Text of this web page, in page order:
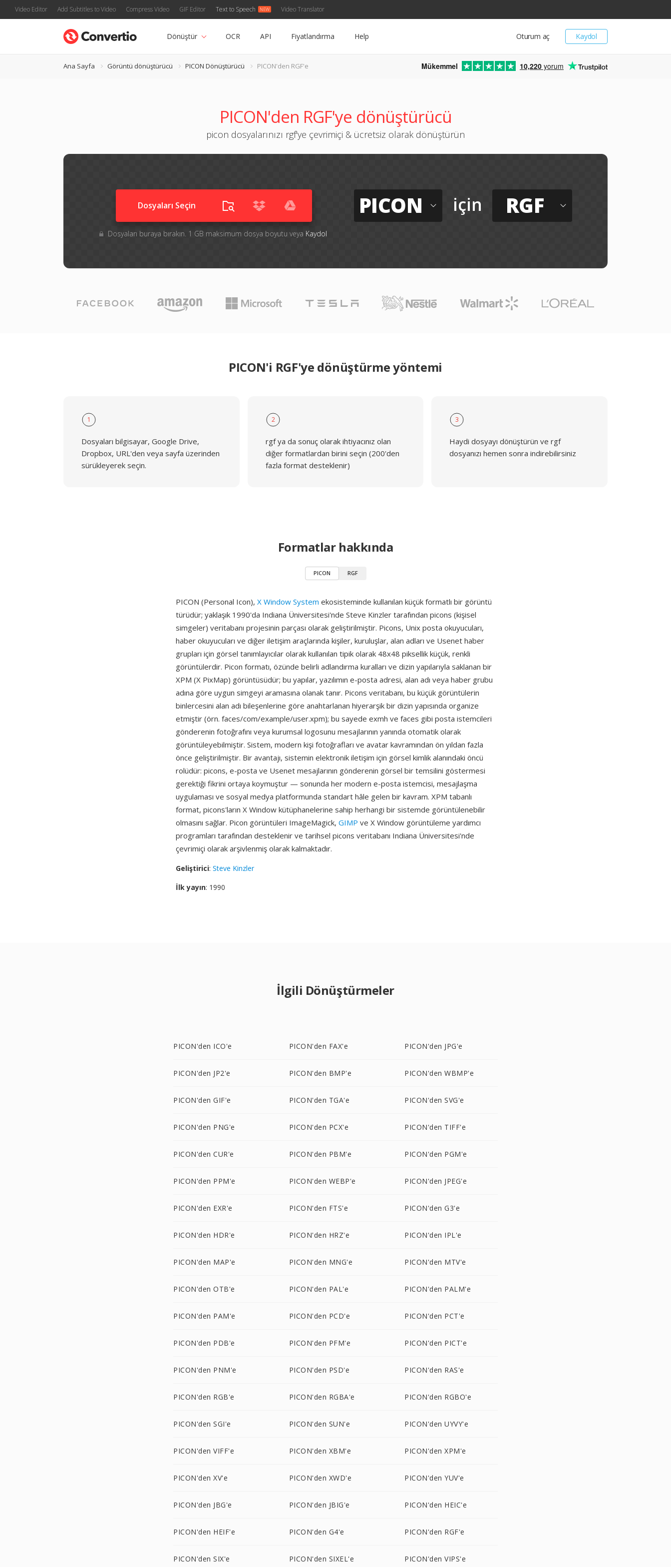
Video Editor Add Subtitles to Video Compress Video GIF Editor Text to Speech Video Translator
Kaydol
Oturum aç
Dönüştür OCR API Fiyatlandırma Help
Ana Sayfa Görüntü dönüştürücü PICON Dönüştürücü PICON'den RGF'e Mükemmel 10,220 yorum
PICON'den RGF'ye dönüştürücü
picon dosyalarınızı rgf'ye çevrimiçi & ücretsiz olarak dönüştürün
Dosyaları Seçin
Dosyaları buraya bırakın. 1 GB maksimum dosya boyutu veya Kaydol
PICON için RGF
PICON'i RGF'ye dönüştürme yöntemi
1
Dosyaları bilgisayar, Google Drive,
Dropbox, URL'den veya sayfa üzerinden
sürükleyerek seçin.
2
rgf ya da sonuç olarak ihtiyacınız olan
diğer formatlardan birini seçin (200'den
fazla format desteklenir)
3
Haydi dosyayı dönüştürün ve rgf
dosyanızı hemen sonra indirebilirsiniz
Formatlar hakkında
PICON RGF
PICON (Personal Icon), X Window System ekosisteminde kullanılan küçük formatlı bir görüntü
türüdür; yaklaşık 1990'da Indiana Üniversitesi'nde Steve Kinzler tarafından picons (kişisel
simgeler) veritabanı projesinin parçası olarak geliştirilmiştir. Picons, Unix posta okuyucuları,
haber okuyucuları ve diğer iletişim araçlarında kişiler, kuruluşlar, alan adları ve Usenet haber
grupları için görsel tanımlayıcılar olarak kullanılan tipik olarak 48x48 piksellik küçük, renkli
görüntülerdir. Picon formatı, özünde belirli adlandırma kuralları ve dizin yapılarıyla saklanan bir
XPM (X PixMap) görüntüsüdür; bu yapılar, yazılımın e-posta adresi, alan adı veya haber grubu
adına göre uygun simgeyi aramasına olanak tanır. Picons veritabanı, bu küçük görüntülerin
binlercesini alan adı bileşenlerine göre anahtarlanan hiyerarşik bir dizin yapısında organize
etmiştir (örn. faces/com/example/user.xpm); bu sayede exmh ve faces gibi posta istemcileri
gönderenin fotoğrafını veya kurumsal logosunu mesajlarının yanında otomatik olarak
görüntüleyebilmiştir. Sistem, modern kişi fotoğrafları ve avatar kavramından ön yıldan fazla
önce geliştirilmiştir. Bir avantajı, sistemin elektronik iletişim için görsel kimlik alanındaki öncü
rolüdür: picons, e-posta ve Usenet mesajlarının gönderenin görsel bir temsilini göstermesi
gerektiği fikrini ortaya koymuştur — sonunda her modern e-posta istemcisi, mesajlaşma
uygulaması ve sosyal medya platformunda standart hâle gelen bir kavram. XPM tabanlı
format, picons'ların X Window kütüphanelerine sahip herhangi bir sistemde görüntülenebilir
olmasını sağlar. Picon görüntüleri ImageMagick, GIMP ve X Window görüntüleme yardımcı
programları tarafından desteklenir ve tarihsel picons veritabanı Indiana Üniversitesi'nde
çevrimiçi olarak arşivlenmiş olarak kalmaktadır.
Geliştirici: Steve Kinzler
İlk yayın: 1990
İlgili Dönüştürmeler
PICON'den ICO'e PICON'den FAX'e PICON'den JPG'e
PICON'den JP2'e PICON'den BMP'e PICON'den WBMP'e
PICON'den GIF'e PICON'den TGA'e PICON'den SVG'e
PICON'den PNG'e PICON'den PCX'e PICON'den TIFF'e
PICON'den CUR'e PICON'den PBM'e PICON'den PGM'e
PICON'den PPM'e PICON'den WEBP'e PICON'den JPEG'e
PICON'den EXR'e PICON'den FTS'e PICON'den G3'e
PICON'den HDR'e PICON'den HRZ'e PICON'den IPL'e
PICON'den MAP'e PICON'den MNG'e PICON'den MTV'e
PICON'den OTB'e PICON'den PAL'e PICON'den PALM'e
PICON'den PAM'e PICON'den PCD'e PICON'den PCT'e
PICON'den PDB'e PICON'den PFM'e PICON'den PICT'e
PICON'den PNM'e PICON'den PSD'e PICON'den RAS'e
PICON'den RGB'e PICON'den RGBA'e PICON'den RGBO'e
PICON'den SGI'e PICON'den SUN'e PICON'den UYVY'e
PICON'den VIFF'e PICON'den XBM'e PICON'den XPM'e
PICON'den XV'e PICON'den XWD'e PICON'den YUV'e
PICON'den JBG'e PICON'den JBIG'e PICON'den HEIC'e
PICON'den HEIF'e PICON'den G4'e PICON'den RGF'e
PICON'den SIX'e PICON'den SIXEL'e PICON'den VIPS'e